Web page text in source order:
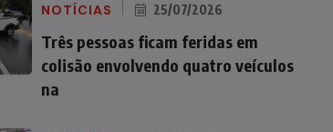
NOTÍCIAS 25/07/2026
Três pessoas ficam feridas em
colisão envolvendo quatro veículos
na